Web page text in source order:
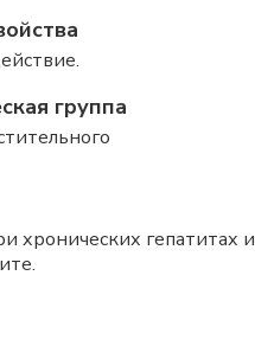
группа
хронических гепатитах и